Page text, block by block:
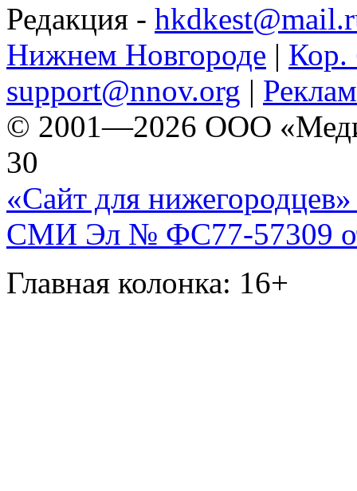
Редакция -
Нижнем Новгороде | Кор.
support@nnov.org |
© 2001—2026 ООО
30
«Сайт для нижегородцев»
СМИ Эл № ФС77-57309
Главная колонка: 16+